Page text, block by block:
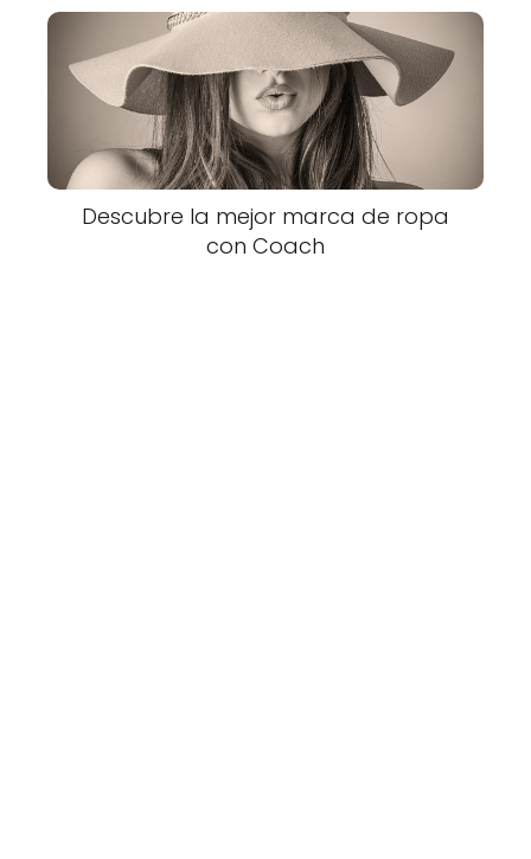
Descubre la mejor marca de ropa
con Coach